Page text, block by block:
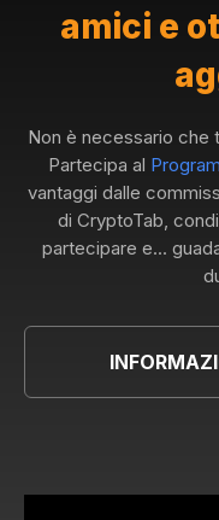
amici e
Non è necessario che
Partecipa al
vantaggi dalle
di CryptoTab,
partecipare e...